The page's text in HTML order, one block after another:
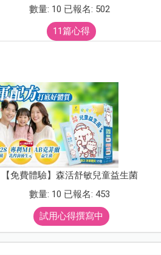
數量: 10 已報名: 502
11篇心得
【免費體驗】森活舒敏兒童益生菌
數量: 10 已報名: 453
試用心得撰寫中